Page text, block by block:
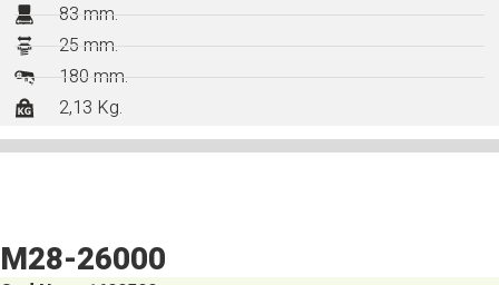
83 mm.
25 mm.
180 mm.
2,13 Kg.
M28-26000